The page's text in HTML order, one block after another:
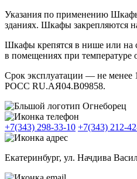
Указания по применению
зданиях. Шкафы закрепляются
Шкафы крепятся в нише или на
в помещениях при температуре
Срок эксплуатации — не
РОСС RU.АЯ04.В09858.
+7(343) 298-33-10 +7(343) 212-
Екатеринбург, ул. Начдива